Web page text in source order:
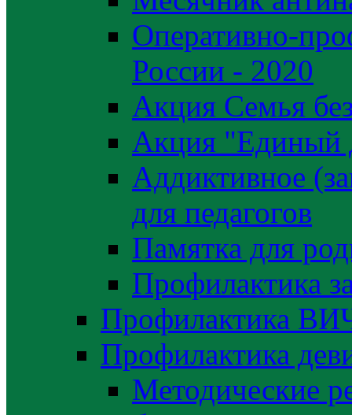
Оперативно-
России - 2020
Акция Семья
Акция "Единый
Аддиктивное
для педагогов
Памятка для
Профилактика
Профилактика
Профилактика
Методические